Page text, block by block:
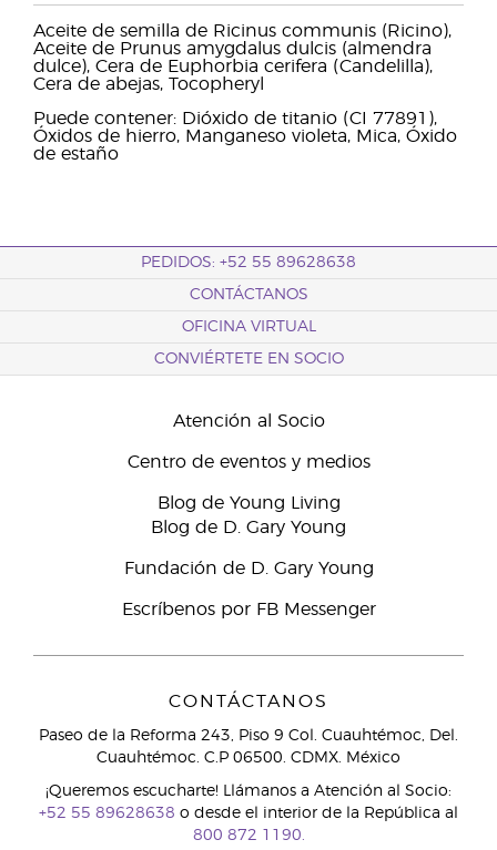
Aceite de semilla de Ricinus communis (Ricino),
Aceite de Prunus amygdalus dulcis (almendra
dulce), Cera de Euphorbia cerifera (Candelilla),
Cera de abejas, Tocopheryl
Puede contener: Dióxido de titanio (CI 77891),
Óxidos de hierro, Manganeso violeta, Mica, Óxido
de estaño
PEDIDOS: +52 55 89628638
CONTÁCTANOS
OFICINA VIRTUAL
CONVIÉRTETE EN SOCIO
Atención al Socio
Centro de eventos y medios
Blog de Young Living
Blog de D. Gary Young
Fundación de D. Gary Young
Escríbenos por FB Messenger
CONTÁCTANOS
Paseo de la Reforma 243, Piso 9 Col. Cuauhtémoc, Del.
Cuauhtémoc. C.P 06500. CDMX. México
¡Queremos escucharte! Llámanos a Atención al Socio:
+52 55 89628638 o desde el interior de la República al
800 872 1190.